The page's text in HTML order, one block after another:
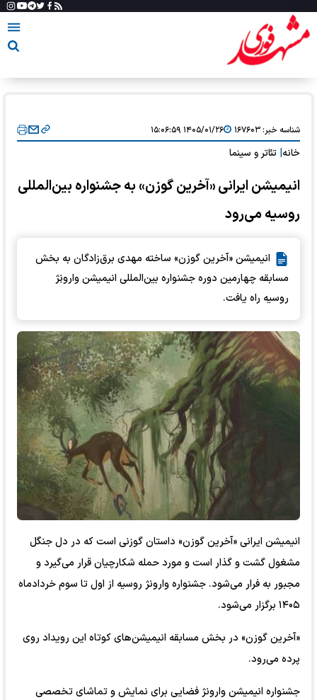
شناسه خبر:۱۶۷۶۰۳ ۱۴۰۵/۰۱/۲۶ ۱۵:۰۶:۵۹
خانه تئاتر و سینما
انیمیشن ایرانی «آخرین گوزن» به جشنواره بین‌المللی
روسیه می‌رود
انیمیشن «آخرین گوزن» ساخته مهدی برق‌زادگان به بخش
مسابقه چهارمین دوره جشنواره بین‌‎‌المللی انیمیشن وارونِژ
روسیه راه یافت.
انیمیشن ایرانی «آخرین گوزن» داستان گوزنی است که در دل جنگل
مشغول گشت و گذار است و مورد حمله شکارچیان قرار می‌گیرد و
مجبور به فرار می‌شود. جشنواره وارونژ روسیه از اول تا سوم خردادماه
۱۴۰۵ برگزار می‌شود.
«آخرین گوزن» در بخش مسابقه انیمیشن‌های کوتاه این رویداد روی
پرده می‌رود.
جشنواره انیمیشن وارونژ فضایی برای نمایش و تماشای تخصصی